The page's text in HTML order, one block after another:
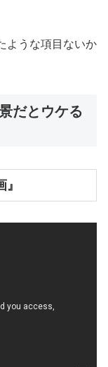
ような項目ないか
だとウケる